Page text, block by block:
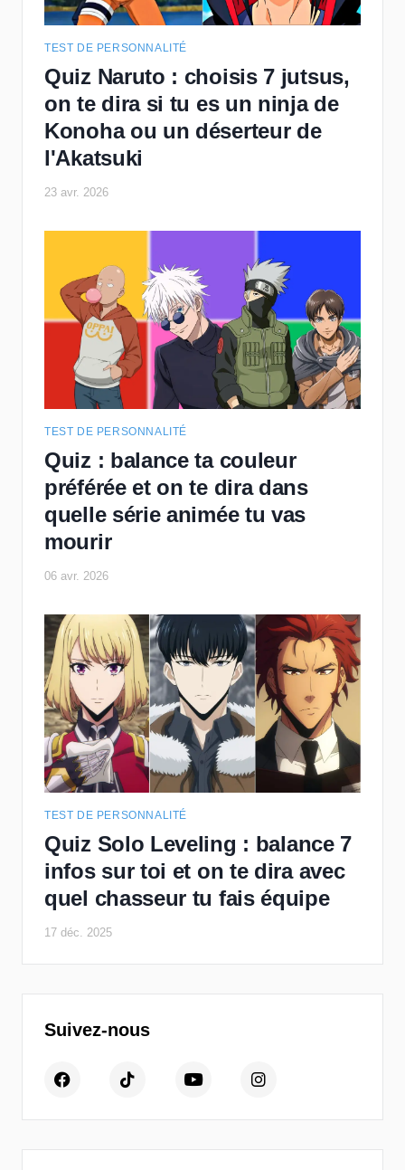
TEST DE PERSONNALITÉ
Quiz Naruto : choisis 7 jutsus,
on te dira si tu es un ninja de
Konoha ou un déserteur de
l'Akatsuki
23 avr. 2026
TEST DE PERSONNALITÉ
Quiz : balance ta couleur
préférée et on te dira dans
quelle série animée tu vas
mourir
06 avr. 2026
TEST DE PERSONNALITÉ
Quiz Solo Leveling : balance 7
infos sur toi et on te dira avec
quel chasseur tu fais équipe
17 déc. 2025
Suivez-nous